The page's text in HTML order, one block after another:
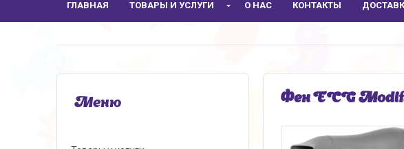
ГЛАВНАЯ ТОВАРЫ И УСЛУГИ О НАС КОНТАКТЫ
Фен ECG